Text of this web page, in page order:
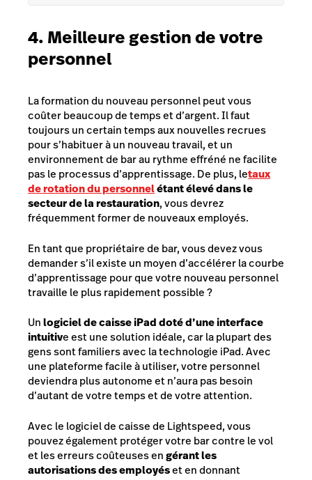
4. Meilleure gestion de votre
personnel
La formation du nouveau personnel peut vous
coûter beaucoup de temps et d’argent. Il faut
toujours un certain temps aux nouvelles recrues
pour s’habituer à un nouveau travail, et un
environnement de bar au rythme effréné ne facilite
pas le processus d’apprentissage. De plus, letaux
de rotation du personnelétant élevé dans le
secteur de la restauration, vous devrez
fréquemment former de nouveaux employés.
En tant que propriétaire de bar, vous devez vous
demander s’il existe un moyen d’accélérer la courbe
d’apprentissage pour que votre nouveau personnel
travaille le plus rapidement possible ?
Unlogiciel de caisse iPad doté d’une interface
intuitive est une solution idéale, car la plupart des
gens sont familiers avec la technologie iPad. Avec
une plateforme facile à utiliser, votre personnel
deviendra plus autonome et n’aura pas besoin
d’autant de votre temps et de votre attention.
Avec le logiciel de caisse de Lightspeed, vous
pouvez également protéger votre bar contre le vol
et les erreurs coûteuses engérant les
autorisations des employéset en donnant